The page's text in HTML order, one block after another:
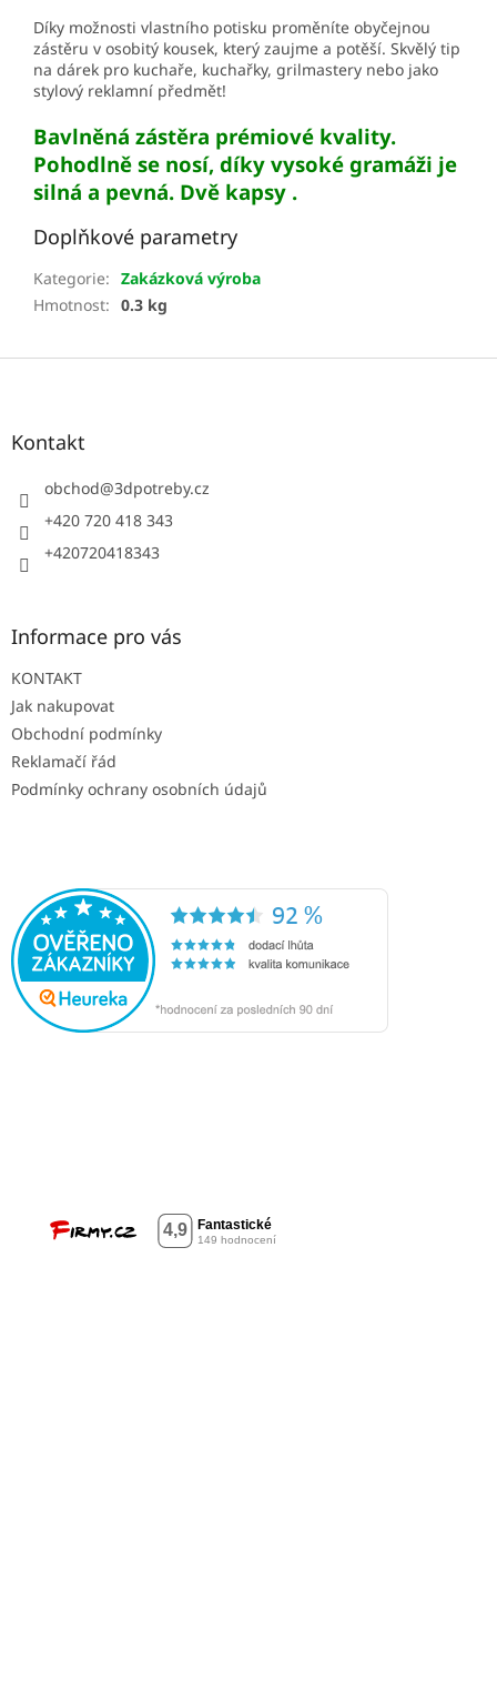
Díky možnosti vlastního potisku proměníte obyčejnou
zástěru v osobitý kousek, který zaujme a potěší. Skvělý tip
na dárek pro kuchaře, kuchařky, grilmastery nebo jako
stylový reklamní předmět!
Bavlněná zástěra prémiové kvality.
Pohodlně se nosí, díky vysoké gramáži je
silná a pevná. Dvě kapsy .
Doplňkové parametry
Kategorie: Zakázková výroba
Hmotnost: 0.3 kg
Z
Kontakt
obchod@3dpotreby.cz
+420 720 418 343
+420720418343
Informace pro vás
KONTAKT
Jak nakupovat
Obchodní podmínky
Reklamačí řád
Podmínky ochrany osobních údajů